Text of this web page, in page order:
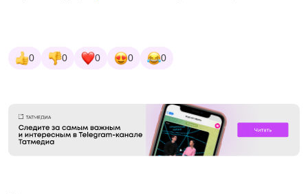
0 0 0 0 0